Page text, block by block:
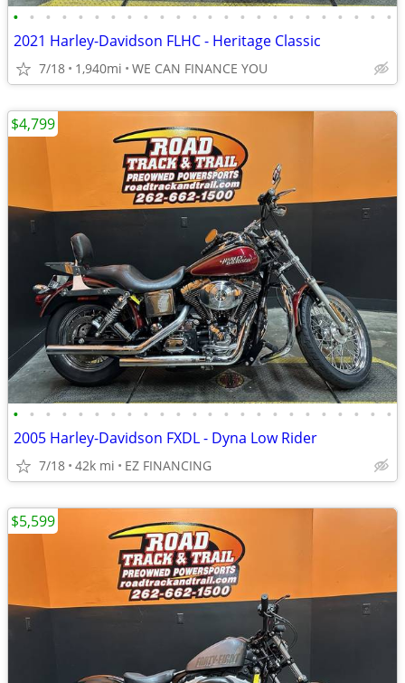
• • • • • • • • • • • • • • • • • • • • • • • •
2021 Harley-Davidson FLHC - Heritage Classic
7/18 1,940mi WE CAN FINANCE YOU
• • • • • • • • • • • • • • • • • • • • • • • •
2005 Harley-Davidson FXDL - Dyna Low Rider
7/18 42k mi EZ FINANCING
$4,799
$5,599